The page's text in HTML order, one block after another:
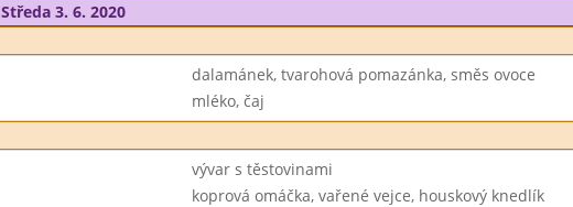
Středa 3. 6. 2020
dalamánek, tvarohová pomazánka, směs ovoce
mléko, čaj
vývar s těstovinami
koprová omáčka, vařené vejce, houskový knedlík